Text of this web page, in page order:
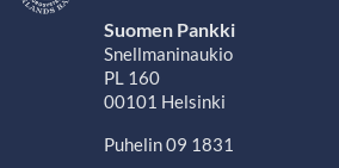
Suomen Pankki
Snellmaninaukio
PL 160
00101 Helsinki
Puhelin 09 1831